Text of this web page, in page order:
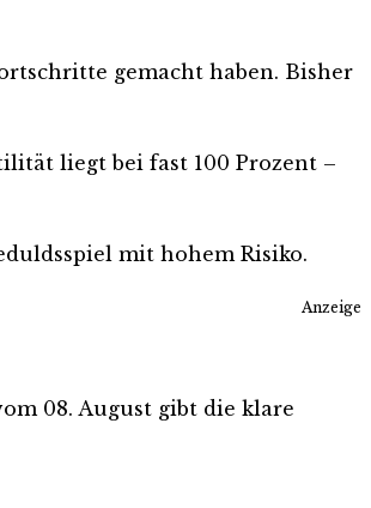
gemacht haben. Bisher
liegt bei fast 100 Prozent –
mit hohem Risiko.
Anzeige
08. August gibt die klare